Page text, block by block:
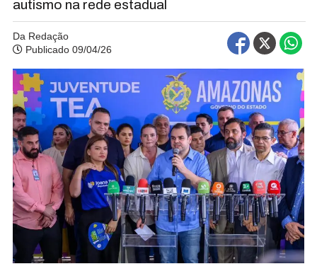
autismo na rede estadual
Da Redação
Publicado 09/04/26